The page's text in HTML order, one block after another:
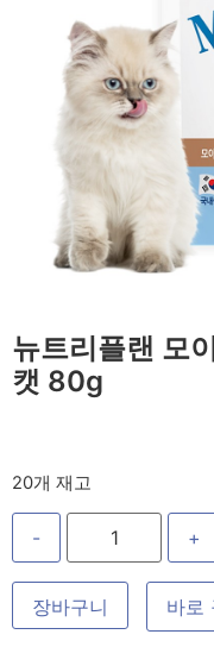
뉴트리플랜 모
캣 80g
20개 재고
- +
장바구니 바로